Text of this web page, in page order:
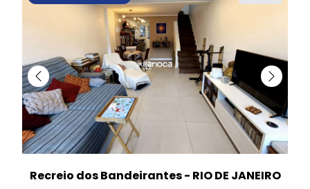
Recreio dos Bandeirantes - RIO DE JANEIRO